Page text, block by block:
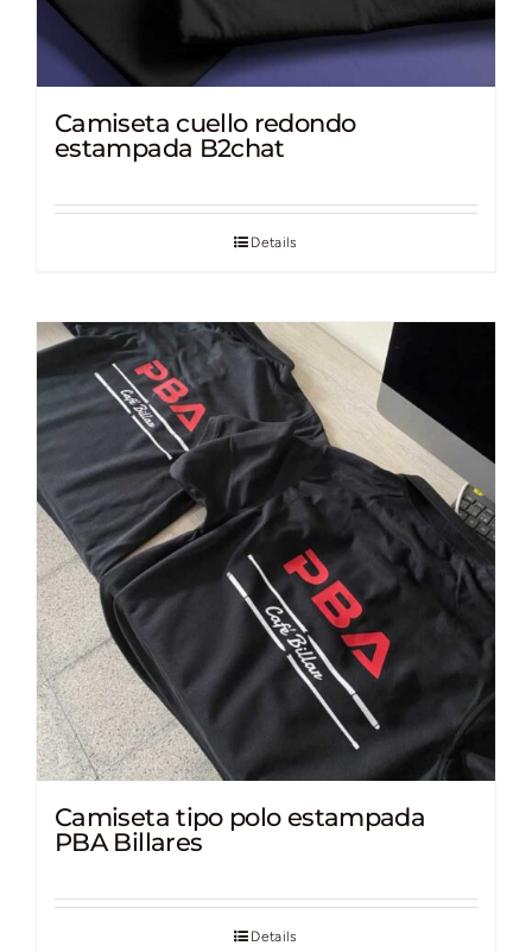
Camiseta cuello redondo
estampada B2chat
Details
Camiseta tipo polo estampada
PBA Billares
Details